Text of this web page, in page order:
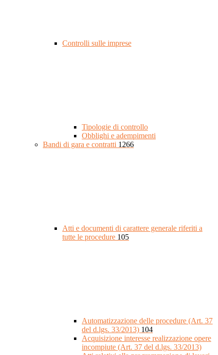
Controlli sulle imprese
Tipologie di controllo
Obblighi e adempimenti
Bandi di gara e contratti 1266
Atti e documenti di carattere generale riferiti a
tutte le procedure 105
Automatizzazione delle procedure (Art. 37
del d.lgs. 33/2013) 104
Acquisizione interesse realizzazione opere
incompiute (Art. 37 del d.lgs. 33/2013)